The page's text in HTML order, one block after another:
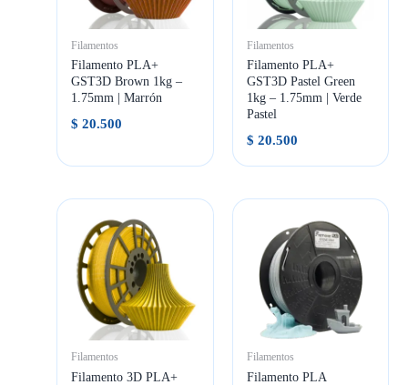
Filamentos
Filamento PLA+
GST3D Brown 1kg –
1.75mm | Marrón
$ 20.500
Filamentos
Filamento PLA+
GST3D Pastel Green
1kg – 1.75mm | Verde
Pastel
$ 20.500
Filamentos
Filamento 3D PLA+
Filamentos
Filamento PLA